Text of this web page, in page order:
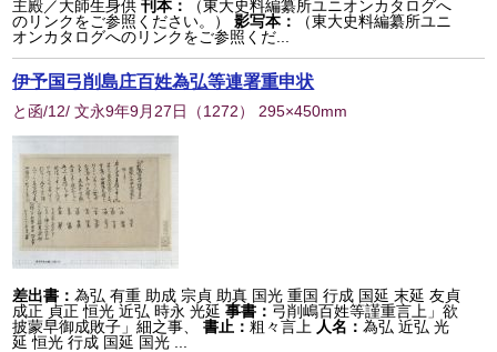
主殿／大師生身供 刊本：
（東大史料編纂所ユニオンカタログへ
のリンクをご参照ください。）
影写本：
（東大史料編纂所ユニ
オンカタログへのリンクをご参照くだ...
伊予国弓削島庄百姓為弘等連署重申状
と函/12/ 文永9年9月27日 （1272） 295×450mm
差出書：為弘 有重 助成 宗貞 助真 国光 重国 行成 国延 末延 友貞
成正 貞正 恒光 近弘 時永 光延 事書： 弓削嶋百姓等謹重言上」欲
披蒙早御成敗子」細之事、書止：粗々言上 人名：為弘 近弘 光
延 恒光 行成 国延 国光 ...